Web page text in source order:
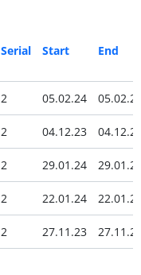
Serial Start End
2 05.02.24
2 04.12.23
2 29.01.24
2 22.01.24
2 27.11.23